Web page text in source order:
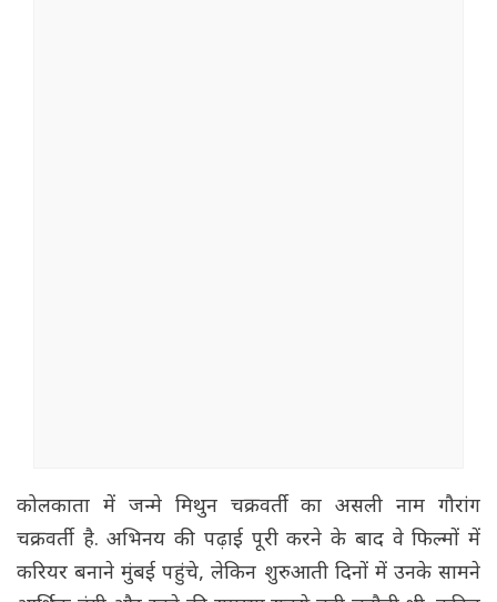
कोलकाता में जन्मे मिथुन चक्रवर्ती का असली नाम गौरांग
चक्रवर्ती है. अभिनय की पढ़ाई पूरी करने के बाद वे फिल्मों में
करियर बनाने मुंबई पहुंचे, लेकिन शुरुआती दिनों में उनके सामने